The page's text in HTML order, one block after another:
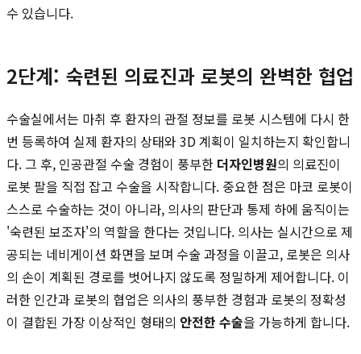
수 있습니다.
2단계: 숙련된 의료진과 로봇의 완벽한 협업
수술실에서는 마취 후 환자의 관절 정보를 로봇 시스템에 다시 한
번 등록하여 실제 환자의 상태와 3D 계획이 일치하는지 확인합니
다. 그 후, 인공관절 수술 경험이 풍부한 더자인병원의 의료진이
로봇 팔을 직접 잡고 수술을 시작합니다. 중요한 점은 마코 로봇이
스스로 수술하는 것이 아니라, 의사의 판단과 통제 하에 움직이는
'숙련된 보조자'의 역할을 한다는 것입니다. 의사는 실시간으로 제
공되는 네비게이션 화면을 보며 수술 과정을 이끌고, 로봇은 의사
의 손이 계획된 경로를 벗어나지 않도록 정밀하게 제어합니다. 이
러한 인간과 로봇의 협업은 의사의 풍부한 경험과 로봇의 정확성
이 결합된 가장 이상적인 형태의 안전한 수술을 가능하게 합니다.